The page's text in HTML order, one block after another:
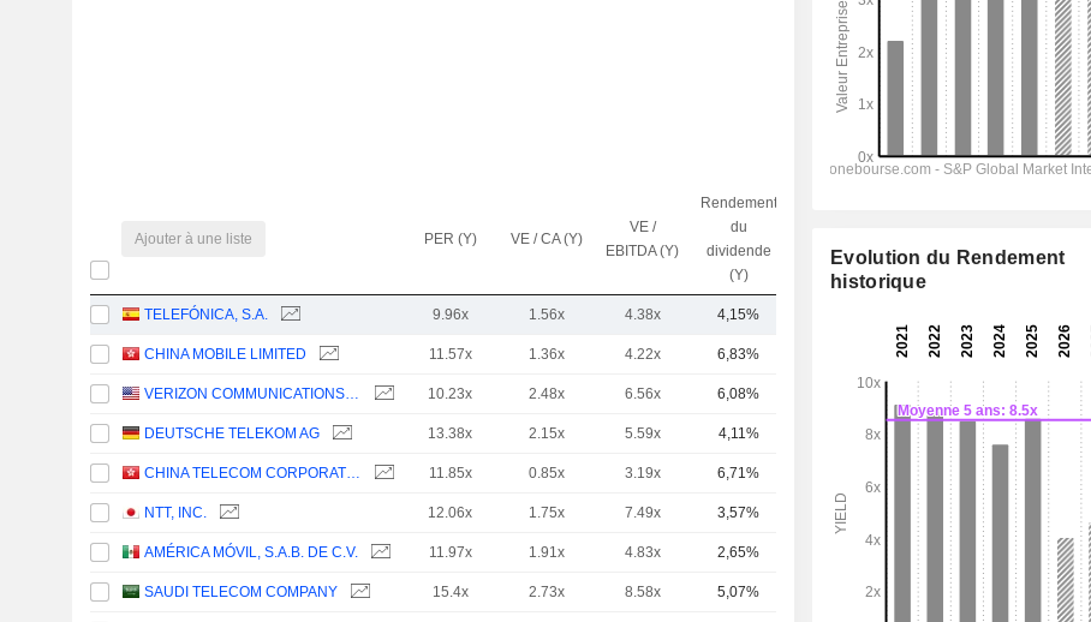
Ajouter à une liste PER (Y) VE / CA (Y)
VE /
EBITDA (Y)
Rendement
du
dividende
(Y)
TELEFÓNICA, S.A. 9.96x 1.56x 4.38x 4,15%
CHINA MOBILE LIMITED 11.57x 1.36x 4.22x 6,83%
VERIZON COMMUNICATIONS, INC. 10.23x 2.48x 6.56x 6,08%
DEUTSCHE TELEKOM AG 13.38x 2.15x 5.59x 4,11% 161 Md
CHINA TELECOM CORPORATION LIMITED 11.85x 0.85x 3.19x 6,71%
NTT, INC. 12.06x 1.75x 7.49x 3,57% 79,41 Md
AMÉRICA MÓVIL, S.A.B. DE C.V. 11.97x 1.91x 4.83x 2,65%
SAUDI TELECOM COMPANY 15.4x 2.73x 8.58x 5,07% 57,69 Md
Evolution du Rendement
historique